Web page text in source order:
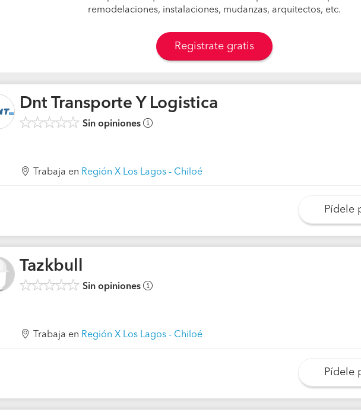
remodelaciones, instalaciones, mudanzas, arquitectos, etc.
Registrate gratis
Dnt Transporte Y Logistica
Sin opiniones
Trabaja en Región X Los Lagos - Chiloé
Pídele
Tazkbull
Sin opiniones
Trabaja en Región X Los Lagos - Chiloé
Pídele